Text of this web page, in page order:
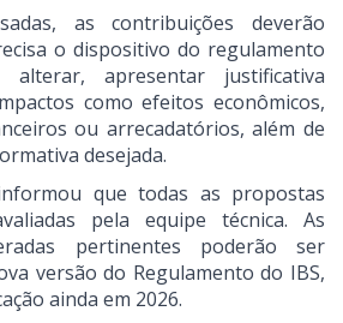
as contribuições deverão
o dispositivo do regulamento
apresentar justificativa
como efeitos econômicos,
ou arrecadatórios, além de
desejada.
que todas as propostas
pela equipe técnica. As
pertinentes poderão ser
versão do Regulamento do IBS,
ainda em 2026.